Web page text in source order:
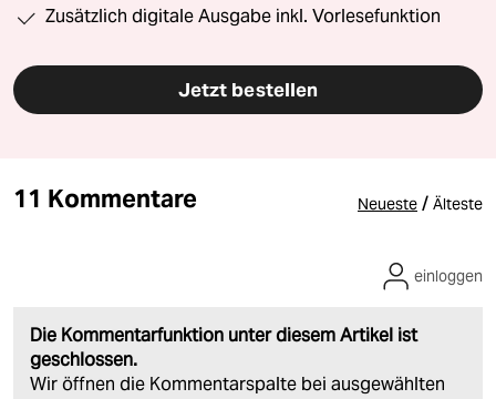
Zusätzlich digitale Ausgabe inkl. Vorlesefunktion
Jetzt bestellen
11 Kommentare Neueste / Älteste
Die Kommentarfunktion unter diesem Artikel ist
geschlossen.
Wir öffnen die Kommentarspalte bei ausgewählten
einloggen